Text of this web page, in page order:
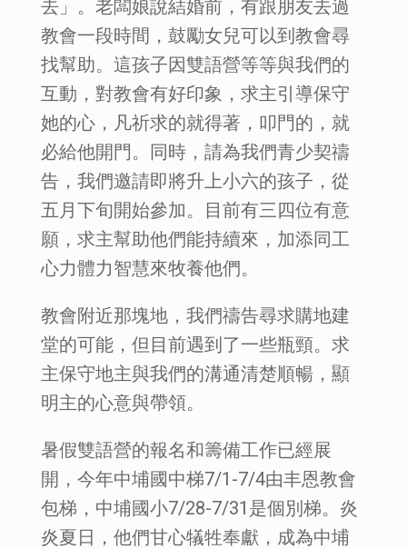
去」。老闆娘說結婚前，有跟朋友去過
教會一段時間，鼓勵女兒可以到教會尋
找幫助。這孩子因雙語營等等與我們的
互動，對教會有好印象，求主引導保守
她的心，凡祈求的就得著，叩門的，就
必給他開門。同時，請為我們青少契禱
告，我們邀請即將升上小六的孩子，從
五月下旬開始參加。目前有三四位有意
願，求主幫助他們能持續來，加添同工
心力體力智慧來牧養他們。
教會附近那塊地，我們禱告尋求購地建
堂的可能，但目前遇到了一些瓶頸。求
主保守地主與我們的溝通清楚順暢，顯
明主的心意與帶領。
暑假雙語營的報名和籌備工作已經展
開，今年中埔國中梯7/1-7/4由丰恩教會
包梯，中埔國小7/28-7/31是個別梯。炎
炎夏日，他們甘心犠牲奉獻，成為中埔